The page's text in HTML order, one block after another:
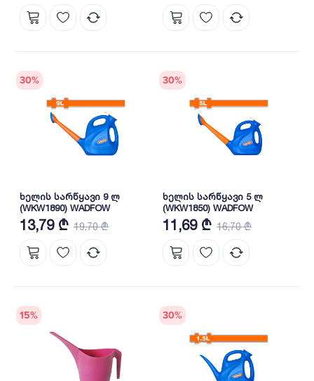
30%
ხელის სარწყავი 9 ლ
(WKW1890) WADFOW
13,79 ₾ 19,70 ₾
30%
ხელის სარწყავი 5 ლ
(WKW1850) WADFOW
11,69 ₾ 16,70 ₾
15% 30%